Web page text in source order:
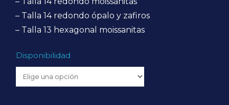
– Talla 14 redondo ópalo y zafiros
– Talla 13 hexagonal moissanitas
Disponibilidad